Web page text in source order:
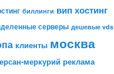
биллинги вип хостинг
серверы дешевые vds
клиенты москва
меркурий реклама